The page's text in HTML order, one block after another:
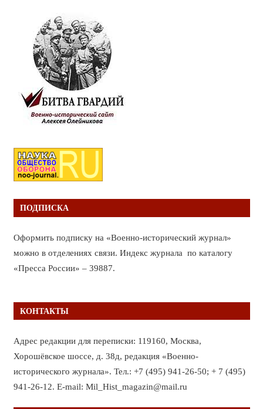
ПОДПИСКА
Оформить подписку на «Военно-исторический журнал»
можно в отделениях связи. Индекс журнала по каталогу
«Пресса России» – 39887.
КОНТАКТЫ
Адрес редакции для переписки: 119160, Москва,
Хорошёвское шоссе, д. 38д, редакция «Военно-
исторического журнала». Тел.: +7 (495) 941-26-50; + 7 (495)
941-26-12. E-mail: Mil_Hist_magazin@mail.ru